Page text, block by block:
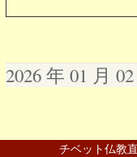
2026 年 01 月
チベット仏教